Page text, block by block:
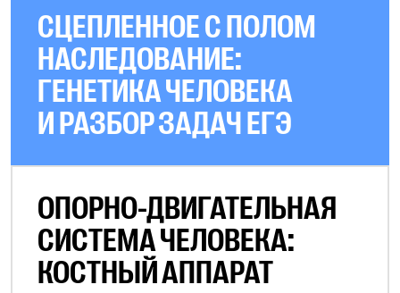
СЦЕПЛЕННОЕ С ПОЛОМ
НАСЛЕДОВАНИЕ:
ГЕНЕТИКА ЧЕЛОВЕКА
И РАЗБОР ЗАДАЧ ЕГЭ
ОПОРНО-ДВИГАТЕЛЬНАЯ
СИСТЕМА ЧЕЛОВЕКА:
КОСТНЫЙ АППАРАТ